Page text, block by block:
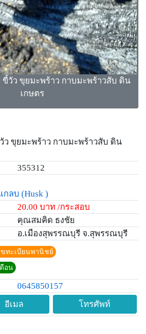
วัว ขุยมะพร้าว กาบมะพร้าวสับ ดิน
เกษตร
ขุยมะพร้าว กาบมะพร้าวสับ ดิน
355312
กลบ (Husk )
20.00 บาท /กระสอบ
คุณสมคิด ธงชัย
อ.เมืองสุพรรณบุรี จ.สุพรรณบุรี
ทะเบียนพานิชย์
อน
0645850157
อีเมล โทรศัพท์